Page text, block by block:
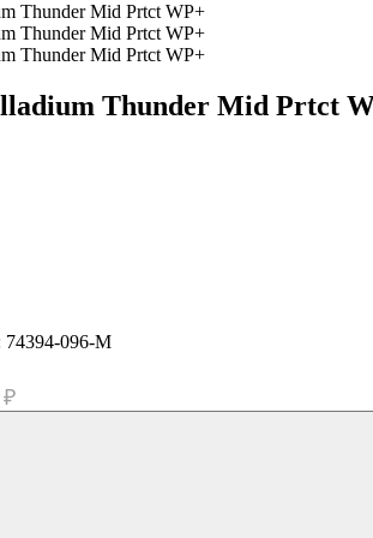
Thunder Mid Prtct
74394-096-M
₽